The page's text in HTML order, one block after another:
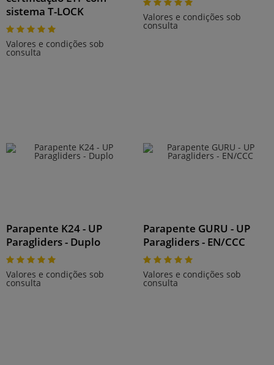
sistema T-LOCK
Valores e condições sob
consulta
Valores e condições sob
consulta
Parapente K24 - UP
Paragliders - Duplo
Valores e condições sob
consulta
Parapente GURU - UP
Paragliders - EN/CCC
Valores e condições sob
consulta